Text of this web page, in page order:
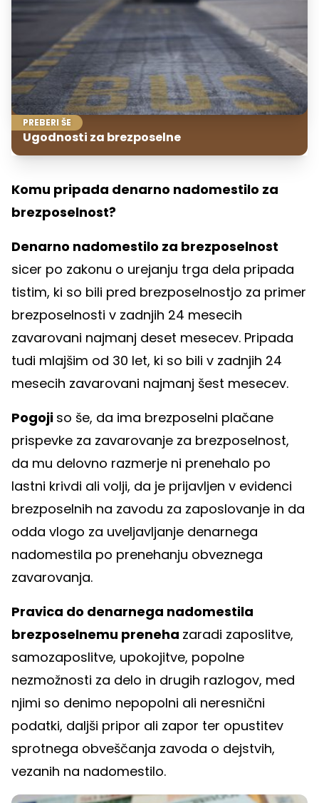
PREBERI ŠE
Ugodnosti za brezposelne
Komu pripada denarno nadomestilo za
brezposelnost?
Denarno nadomestilo za brezposelnost
sicer po zakonu o urejanju trga dela pripada
tistim, ki so bili pred brezposelnostjo za primer
brezposelnosti v zadnjih 24 mesecih
zavarovani najmanj deset mesecev. Pripada
tudi mlajšim od 30 let, ki so bili v zadnjih 24
mesecih zavarovani najmanj šest mesecev.
Pogoji so še, da ima brezposelni plačane
prispevke za zavarovanje za brezposelnost,
da mu delovno razmerje ni prenehalo po
lastni krivdi ali volji, da je prijavljen v evidenci
brezposelnih na zavodu za zaposlovanje in da
odda vlogo za uveljavljanje denarnega
nadomestila po prenehanju obveznega
zavarovanja.
Pravica do denarnega nadomestila
brezposelnemu preneha zaradi zaposlitve,
samozaposlitve, upokojitve, popolne
nezmožnosti za delo in drugih razlogov, med
njimi so denimo nepopolni ali neresnični
podatki, daljši pripor ali zapor ter opustitev
sprotnega obveščanja zavoda o dejstvih,
vezanih na nadomestilo.